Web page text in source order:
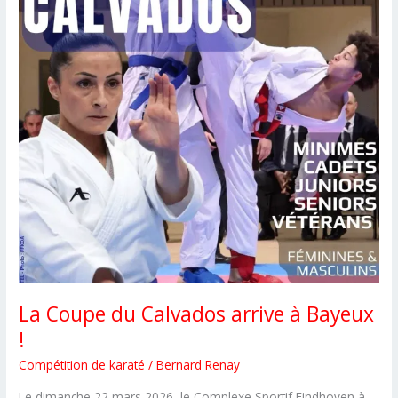
La Coupe du Calvados arrive à Bayeux
!
Compétition de karaté /Bernard Renay